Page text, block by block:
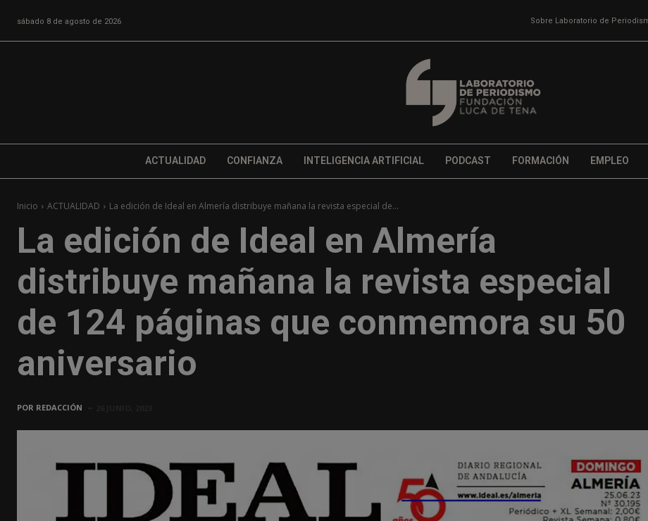
sábado 8 de agosto de 2026 Sobre Laboratorio de
ACTUALIDAD CONFIANZA INTELIGENCIA ARTIFICIAL PODCAST FORMACIÓN EMPLEO
Inicio ACTUALIDAD La edición de Ideal en Almería distribuye mañana la revista especial de...
La edición de Ideal en Almería
distribuye mañana la revista especial
de 124 páginas que conmemora su 50
aniversario
POR REDACCIÓN